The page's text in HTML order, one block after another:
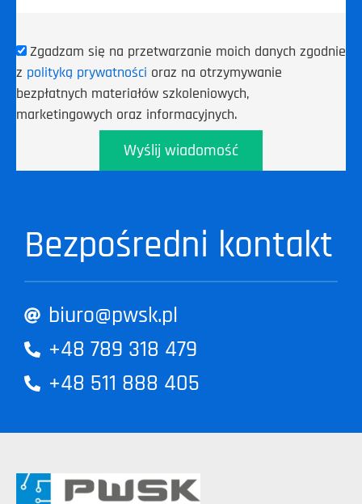
Zgadzam się na przetwarzanie moich danych zgodnie
z polityką prywatności oraz na otrzymywanie
bezpłatnych materiałów szkoleniowych,
marketingowych oraz informacyjnych.
Wyślij wiadomość
Bezpośredni kontakt
biuro@pwsk.pl
+48 789 318 479
+48 511 888 405